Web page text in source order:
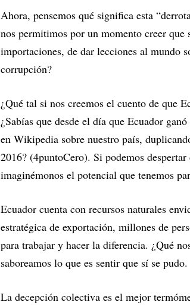
Ahora, pensemos qué significa esta
nos permitimos por un momento creer
importaciones, de dar lecciones al mundo
corrupción?
¿Qué tal si nos creemos el cuento de que
¿Sabías que desde el día que Ecuador
en Wikipedia sobre nuestro país,
2016? (4puntoCero). Si podemos
imaginémonos el potencial que tenemos
Ecuador cuenta con recursos naturales
estratégica de exportación, millones de
para trabajar y hacer la diferencia. ¿Qué
saboreamos lo que es sentir que sí se pudo.
La decepción colectiva es el mejor